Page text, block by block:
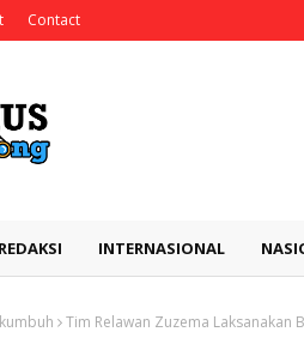
Contact
REDAKSI INTERNASIONAL
Tim Relawan Zuzema Laksanakan